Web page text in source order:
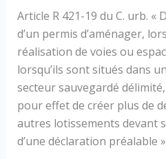
Article R 421-19 du C. urb. «
d’un permis d’aménager,
réalisation de voies ou
lorsqu’ils sont situés dans
secteur sauvegardé
pour effet de créer plus de
autres lotissements devant
d’une déclaration préalable